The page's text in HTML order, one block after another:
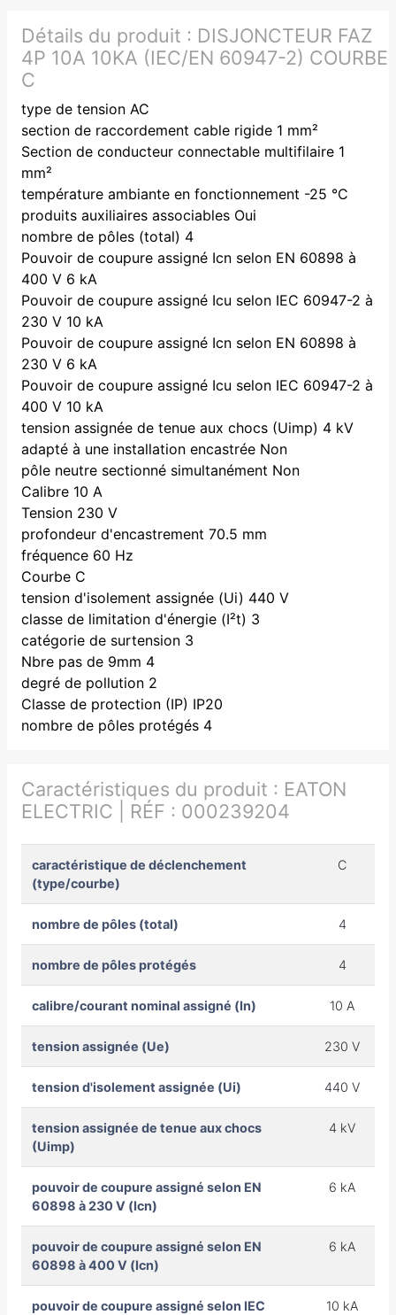
Détails du produit : DISJONCTEUR FAZ
4P 10A 10KA (IEC/EN 60947-2) COURBE
C
type de tension AC
section de raccordement cable rigide 1 mm²
Section de conducteur connectable multifilaire 1
mm²
température ambiante en fonctionnement -25 °C
produits auxiliaires associables Oui
nombre de pôles (total) 4
Pouvoir de coupure assigné Icn selon EN 60898 à
400 V 6 kA
Pouvoir de coupure assigné Icu selon IEC 60947-2 à
230 V 10 kA
Pouvoir de coupure assigné Icn selon EN 60898 à
230 V 6 kA
Pouvoir de coupure assigné Icu selon IEC 60947-2 à
400 V 10 kA
tension assignée de tenue aux chocs (Uimp) 4 kV
adapté à une installation encastrée Non
pôle neutre sectionné simultanément Non
Calibre 10 A
Tension 230 V
profondeur d'encastrement 70.5 mm
fréquence 60 Hz
Courbe C
tension d'isolement assignée (Ui) 440 V
classe de limitation d'énergie (I²t) 3
catégorie de surtension 3
Nbre pas de 9mm 4
degré de pollution 2
Classe de protection (IP) IP20
nombre de pôles protégés 4
Caractéristiques du produit : EATON
ELECTRIC | RÉF : 000239204
caractéristique de déclenchement
(type/courbe)
C
nombre de pôles (total) 4
nombre de pôles protégés 4
calibre/courant nominal assigné (In) 10 A
tension assignée (Ue) 230 V
tension d'isolement assignée (Ui) 440 V
tension assignée de tenue aux chocs
(Uimp)
4 kV
pouvoir de coupure assigné selon EN
60898 à 230 V (Icn)
6 kA
pouvoir de coupure assigné selon EN
60898 à 400 V (Icn)
6 kA
pouvoir de coupure assigné selon IEC
10 kA